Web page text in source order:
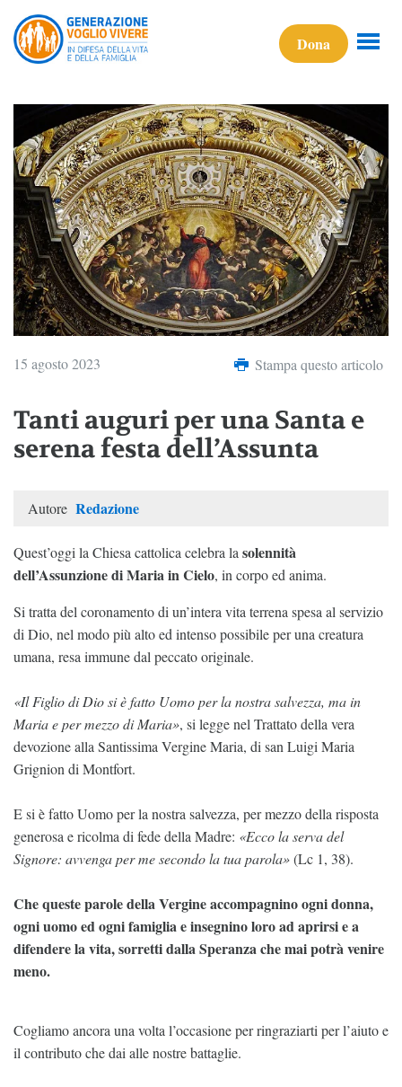
Dona
15 agosto 2023 Stampa questo articolo
Tanti auguri per una Santa e
serena festa dell’Assunta
Autore Redazione
Quest’oggi la Chiesa cattolica celebra la solennità
dell’Assunzione di Maria in Cielo, in corpo ed anima.
Si tratta del coronamento di un’intera vita terrena spesa al servizio
di Dio, nel modo più alto ed intenso possibile per una creatura
umana, resa immune dal peccato originale.
«Il Figlio di Dio si è fatto Uomo per la nostra salvezza, ma in
Maria e per mezzo di Maria», si legge nel Trattato della vera
devozione alla Santissima Vergine Maria, di san Luigi Maria
Grignion di Montfort.
E si è fatto Uomo per la nostra salvezza, per mezzo della risposta
generosa e ricolma di fede della Madre: «Ecco la serva del
Signore: avvenga per me secondo la tua parola»(Lc 1, 38).
Che queste parole della Vergine accompagnino ogni donna,
ogni uomo ed ogni famiglia e insegnino loro ad aprirsi e a
difendere la vita, sorretti dalla Speranza che mai potrà venire
meno.
Cogliamo ancora una volta l’occasione per ringraziarti per l’aiuto e
il contributo che dai alle nostre battaglie.